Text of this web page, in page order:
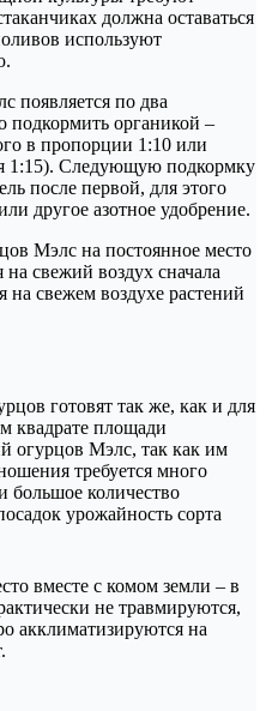
должна оставаться
используют
появляется по два
подкормить органикой –
в пропорции 1:10 или
1:15). Следующую подкормку
после первой, для этого
другое азотное удобрение.
Мэлс на постоянное место
свежий воздух сначала
на свежем воздухе растений
готовят так же, как и для
квадрате площади
огурцов Мэлс, так как им
требуется много
большое количество
урожайность сорта
вместе с комом земли – в
не травмируются,
акклиматизируются на